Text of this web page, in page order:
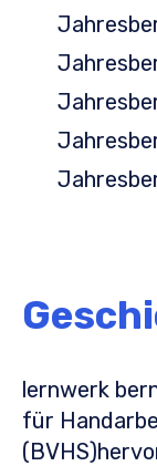
lernwerk
für